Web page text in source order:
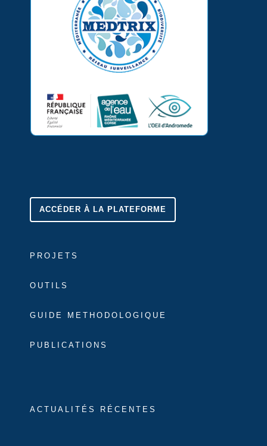
ACCÉDER À LA PLATEFORME
PROJETS
OUTILS
GUIDE METHODOLOGIQUE
PUBLICATIONS
ACTUALITÉS RÉCENTES